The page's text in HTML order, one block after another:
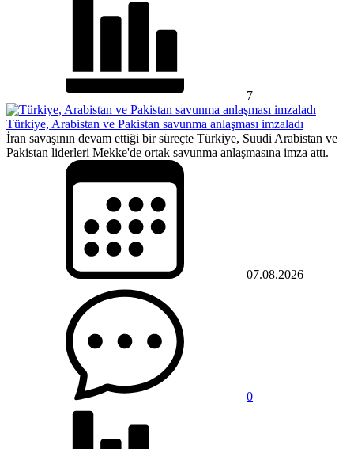
7
Türkiye, Arabistan ve Pakistan savunma anlaşması imzaladı
İran savaşının devam ettiği bir süreçte Türkiye, Suudi Arabistan ve
Pakistan liderleri Mekke'de ortak savunma anlaşmasına imza attı.
07.08.2026
0